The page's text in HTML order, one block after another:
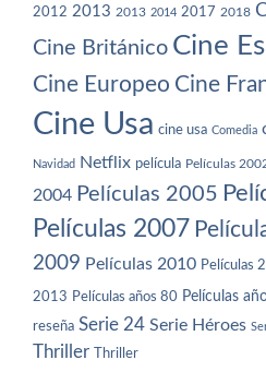
2012 2013 2013 2014 2017 2018
Cine Británico Cine
Cine Europeo Cine
Cine Usa cine usa Comedia
Navidad Netflix película Películas
2004 Películas 2005
Películas 2007
2009 Películas 2010 Películas
2013 Películas años 80 Películas
reseña Serie 24 Serie Héroes
Thriller Thriller